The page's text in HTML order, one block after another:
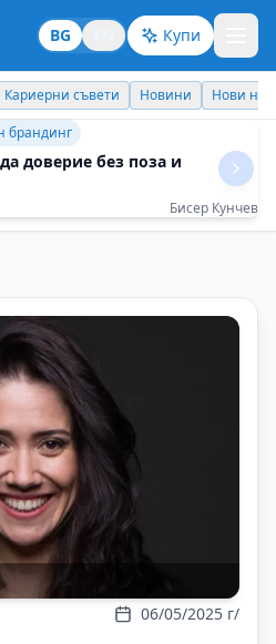
BG Купи
Нови назначения Днес празнува
любопитство е двигателят
Георги Момеков
06/05/2025 г/